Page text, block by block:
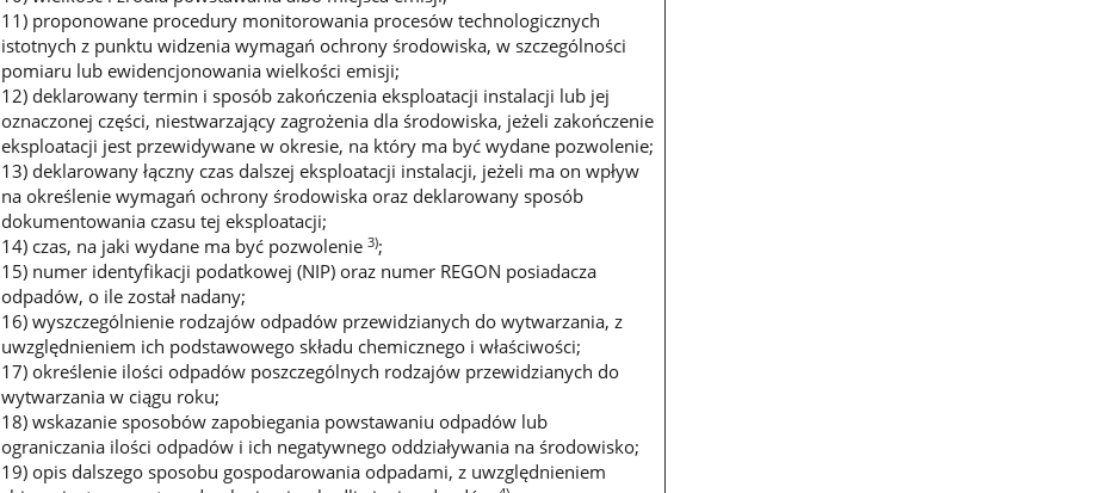
11) proponowane procedury monitorowania procesów technologicznych
istotnych z punktu widzenia wymagań ochrony środowiska, w szczególności
pomiaru lub ewidencjonowania wielkości emisji;
12) deklarowany termin i sposób zakończenia eksploatacji instalacji lub jej
oznaczonej części, niestwarzający zagrożenia dla środowiska, jeżeli zakończenie
eksploatacji jest przewidywane w okresie, na który ma być wydane pozwolenie;
13) deklarowany łączny czas dalszej eksploatacji instalacji, jeżeli ma on wpływ
na określenie wymagań ochrony środowiska oraz deklarowany sposób
dokumentowania czasu tej eksploatacji;
14) czas, na jaki wydane ma być pozwolenie 3);
15) numer identyfikacji podatkowej (NIP) oraz numer REGON posiadacza
odpadów, o ile został nadany;
16) wyszczególnienie rodzajów odpadów przewidzianych do wytwarzania, z
uwzględnieniem ich podstawowego składu chemicznego i właściwości;
17) określenie ilości odpadów poszczególnych rodzajów przewidzianych do
wytwarzania w ciągu roku;
18) wskazanie sposobów zapobiegania powstawaniu odpadów lub
ograniczania ilości odpadów i ich negatywnego oddziaływania na środowisko;
19) opis dalszego sposobu gospodarowania odpadami, z uwzględnieniem